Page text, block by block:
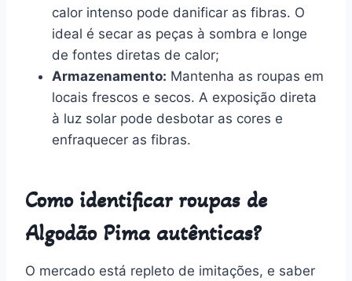
calor intenso pode danificar as fibras. O
ideal é secar as peças à sombra e longe
de fontes diretas de calor;
Armazenamento: Mantenha as roupas em
locais frescos e secos. A exposição direta
à luz solar pode desbotar as cores e
enfraquecer as fibras.
Como identificar roupas de
Algodão Pima autênticas?
O mercado está repleto de imitações, e saber